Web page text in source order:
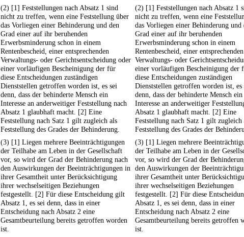
(2) [1] Feststellungen nach Absatz 1 sind
nicht zu treffen, wenn eine Feststellung über
das Vorliegen einer Behinderung und den
Grad einer auf ihr beruhenden
Erwerbsminderung schon in einem
Rentenbescheid, einer entsprechenden
Verwaltungs- oder Gerichtsentscheidung oder
einer vorläufigen Bescheinigung der für
diese Entscheidungen zuständigen
Dienststellen getroffen worden ist, es sei
denn, dass der behinderte Mensch ein
Interesse an anderweitiger Feststellung nach
Absatz 1 glaubhaft macht. [2] Eine
Feststellung nach Satz 1 gilt zugleich als
Feststellung des Grades der Behinderung.
(2) [1] Feststellungen nach Absatz 1
nicht zu treffen, wenn eine
das Vorliegen einer Behinderung und
Grad einer auf ihr beruhenden
Erwerbsminderung schon in einem
Rentenbescheid, einer entsprechenden
Verwaltungs- oder
einer vorläufigen Bescheinigung der
diese Entscheidungen zuständigen
Dienststellen getroffen worden ist, es
denn, dass der behinderte Mensch ein
Interesse an anderweitiger
Absatz 1 glaubhaft macht. [2] Eine
Feststellung nach Satz 1 gilt zugleich
Feststellung des Grades der
(3) [1] Liegen mehrere Beeinträchtigungen
der Teilhabe am Leben in der Gesellschaft
vor, so wird der Grad der Behinderung nach
den Auswirkungen der Beeinträchtigungen in
ihrer Gesamtheit unter Berücksichtigung
ihrer wechselseitigen Beziehungen
festgestellt. [2] Für diese Entscheidung gilt
Absatz 1, es sei denn, dass in einer
Entscheidung nach Absatz 2 eine
Gesamtbeurteilung bereits getroffen worden
ist.
(3) [1] Liegen mehrere
der Teilhabe am Leben in der
vor, so wird der Grad der
den Auswirkungen der
ihrer Gesamtheit unter
ihrer wechselseitigen Beziehungen
festgestellt. [2] Für diese
Absatz 1, es sei denn, dass in einer
Entscheidung nach Absatz 2 eine
Gesamtbeurteilung bereits getroffen
ist.